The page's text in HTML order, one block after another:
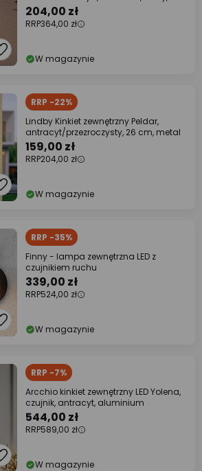
204,00 zł
RRP364,00 zł
W magazynie
RRP -22%
Lindby Kinkiet zewnętrzny Peldar,
antracyt/przezroczysty, 26 cm, metal
159,00 zł
RRP204,00 zł
W magazynie
RRP -35%
Finny - lampa zewnętrzna LED z
czujnikiem ruchu
339,00 zł
RRP524,00 zł
W magazynie
RRP -7%
Arcchio kinkiet zewnętrzny LED Yolena,
czujnik, antracyt, aluminium
544,00 zł
RRP589,00 zł
W magazynie